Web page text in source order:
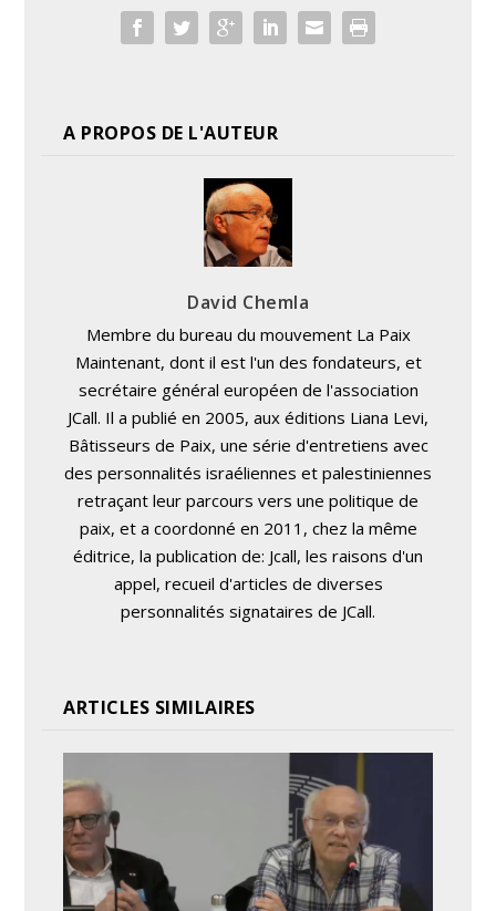
A PROPOS DE L'AUTEUR
David Chemla
Membre du bureau du mouvement La Paix
Maintenant, dont il est l'un des fondateurs, et
secrétaire général européen de l'association
JCall. Il a publié en 2005, aux éditions Liana Levi,
Bâtisseurs de Paix, une série d'entretiens avec
des personnalités israéliennes et palestiniennes
retraçant leur parcours vers une politique de
paix, et a coordonné en 2011, chez la même
éditrice, la publication de: Jcall, les raisons d'un
appel, recueil d'articles de diverses
personnalités signataires de JCall.
ARTICLES SIMILAIRES